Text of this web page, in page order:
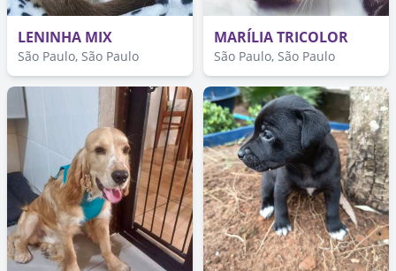
LENINHA MIX
São Paulo, São Paulo
MARÍLIA TRICOLOR
São Paulo, São Paulo